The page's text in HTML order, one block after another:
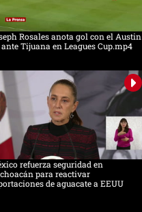
Rosales anota gol con el Austin
ante Tijuana en Leagues Cup.mp4
refuerza seguridad en
para reactivar
de aguacate a EEUU